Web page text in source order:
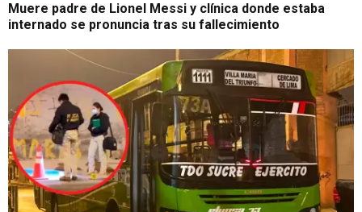
Muere padre de Lionel Messi y clínica donde estaba
internado se pronuncia tras su fallecimiento